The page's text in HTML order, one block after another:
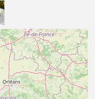
village, gâteaux et
régaler et
d’activités.
.